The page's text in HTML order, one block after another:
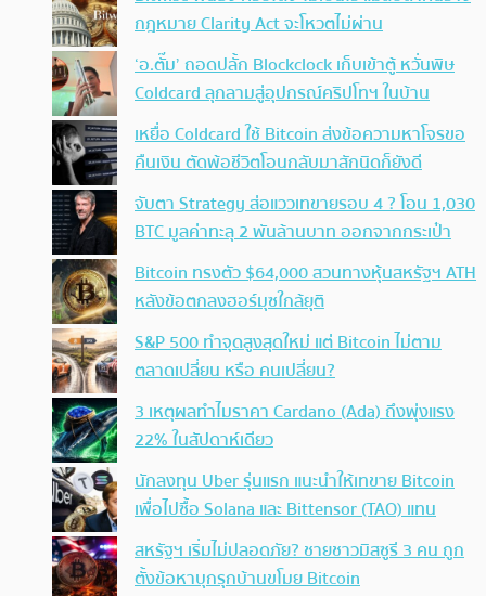
กฎหมาย Clarity Act จะโหวตไม่ผ่าน
‘อ.ตั๊ม’ ถอดปลั้ก Blockclock เก็บเข้าตู้ หวั่นพิษ
Coldcard ลุกลามสู่อุปกรณ์คริปโทฯ ในบ้าน
เหยื่อ Coldcard ใช้ Bitcoin ส่งข้อความหาโจรขอ
คืนเงิน ตัดพ้อชีวิตโอนกลับมาสักนิดก็ยังดี
จับตา Strategy ส่อแววเทขายรอบ 4 ? โอน 1,030
BTC มูลค่าทะลุ 2 พันล้านบาท ออกจากกระเป๋า
Bitcoin ทรงตัว $64,000 สวนทางหุ้นสหรัฐฯ ATH
หลังข้อตกลงฮอร์มุซใกล้ยุติ
S&P 500 ทำจุดสูงสุดใหม่ แต่ Bitcoin ไม่ตาม
ตลาดเปลี่ยน หรือ คนเปลี่ยน?
3 เหตุผลทำไมราคา Cardano (Ada) ถึงพุ่งแรง
22% ในสัปดาห์เดียว
นักลงทุน Uber รุ่นแรก แนะนำให้เทขาย Bitcoin
เพื่อไปซื้อ Solana และ Bittensor (TAO) แทน
สหรัฐฯ เริ่มไม่ปลอดภัย? ชายชาวมิสซูรี 3 คน ถูก
ตั้งข้อหาบุกรุกบ้านขโมย Bitcoin